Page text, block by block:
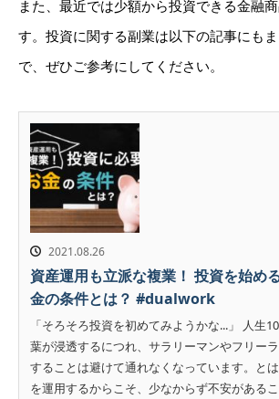
また、最近では少額から投資できる金融
す。投資に関する副業は以下の記事にも
で、ぜひご参考にしてください。
2021.08.26
資産運用も立派な複業！ 投資を始め
金の条件とは？ #dualwork
「そろそろ投資を初めてみようかな...」 人生
葉が浸透するにつれ、サラリーマンやフリー
することは避けて通れなくなっています。と
を運用するからこそ、少なからず不安がある